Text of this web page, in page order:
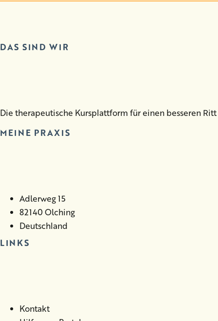
DAS SIND WIR
Die therapeutische Kursplattform für einen besseren Ritt
MEINE PRAXIS
Adlerweg 15
82140 Olching
Deutschland
LINKS
Kontakt